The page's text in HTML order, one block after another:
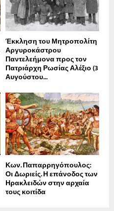
Έκκληση του Μητροπολίτη
Αργυροκάστρου
Παντελεήμονα προς τον
Πατριάρχη Ρωσίας Αλέξιο (3
Αυγούστου...
Κων. Παπαρρηγόπουλος:
Οι Δωριείς. Η επάνοδος των
Ηρακλειδών στην αρχαία
τους κοιτίδα